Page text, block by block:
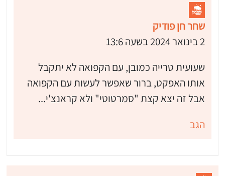
שחר חן פודיק
2 בינואר 2024 בשעה 13:6
שעועית טרייה כמובן, עם הקפואה לא יתקבל
אותו האפקט, ברור שאפשר לעשות עם הקפואה
אבל זה יצא קצת "סמרטוטי" ולא קראנצ'י...
הגב